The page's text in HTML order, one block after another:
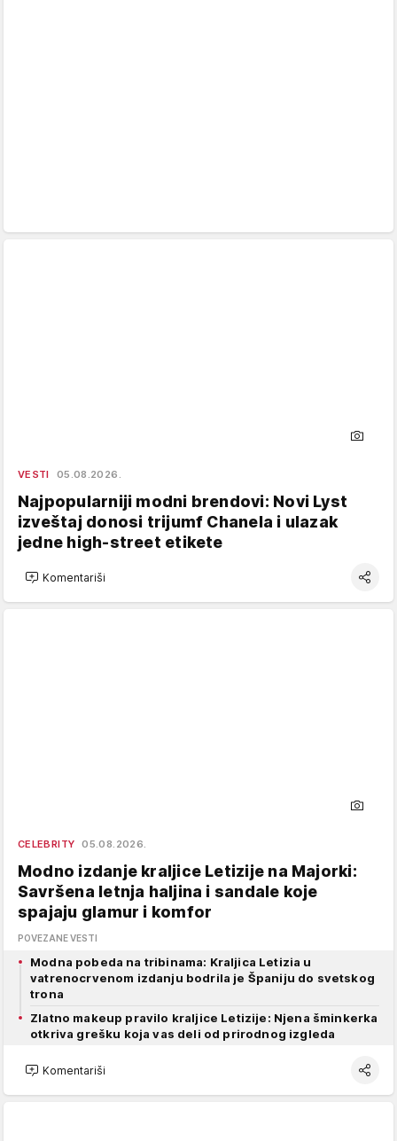
VESTI 05.08.2026.
Najpopularniji modni brendovi: Novi Lyst
izveštaj donosi trijumf Chanela i ulazak
jedne high-street etikete
Komentariši
CELEBRITY 05.08.2026.
Modno izdanje kraljice Letizije na Majorki:
Savršena letnja haljina i sandale koje
spajaju glamur i komfor
POVEZANE VESTI
Modna pobeda na tribinama: Kraljica Letizia u
vatrenocrvenom izdanju bodrila je Španiju do svetskog
trona
Zlatno makeup pravilo kraljice Letizije: Njena šminkerka
otkriva grešku koja vas deli od prirodnog izgleda
Komentariši